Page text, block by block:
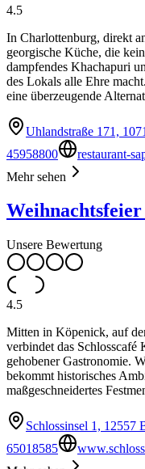
4.5
In Charlottenburg, direkt
georgische Küche, die
dampfendes Khachapuri
des Lokals alle Ehre
eine überzeugende
Uhlandstraße 171,
45958800
restaurant-
Mehr sehen
Unsere Bewertung
4.5
Mitten in Köpenick, auf
verbindet das
gehobener Gastronomie.
bekommt historisches
maßgeschneidertes
Schlossinsel 1, 12557
65018585